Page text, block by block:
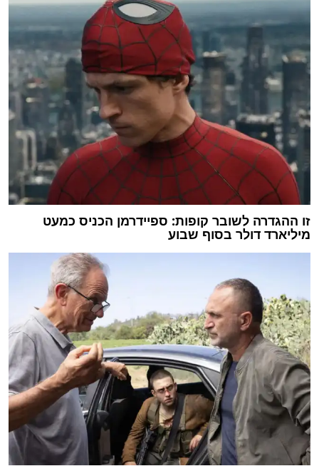
זו ההגדרה לשובר קופות: ספיידרמן הכניס כמעט
מיליארד דולר בסוף שבוע